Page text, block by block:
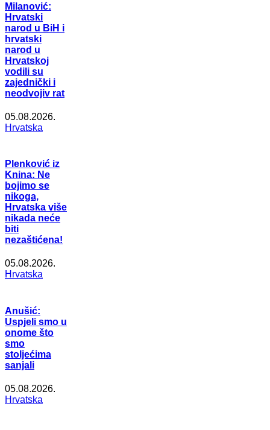
Milanović:
Hrvatski
narod u BiH i
hrvatski
narod u
Hrvatskoj
vodili su
zajednički i
neodvojiv rat
05.08.2026.
Hrvatska
Plenković iz
Knina: Ne
bojimo se
nikoga,
Hrvatska više
nikada neće
biti
nezaštićena!
05.08.2026.
Hrvatska
Anušić:
Uspjeli smo u
onome što
smo
stoljećima
sanjali
05.08.2026.
Hrvatska